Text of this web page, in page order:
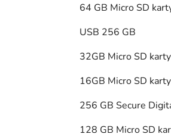
64 GB Micro SD
USB 256 GB
32GB Micro SD karty
16GB Micro SD karty
256 GB Secure
128 GB Micro SD